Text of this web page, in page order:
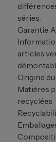
séries.
Garantie
articles
Origine
Matières
recyclées